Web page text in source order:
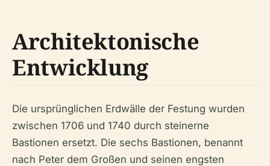
Architektonische
Entwicklung
Die ursprünglichen Erdwälle der Festung wurden
zwischen 1706 und 1740 durch steinerne
Bastionen ersetzt. Die sechs Bastionen, benannt
nach Peter dem Großen und seinen engsten